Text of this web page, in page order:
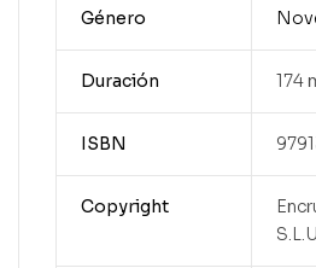
Género
Duración 174
ISBN
Copyright